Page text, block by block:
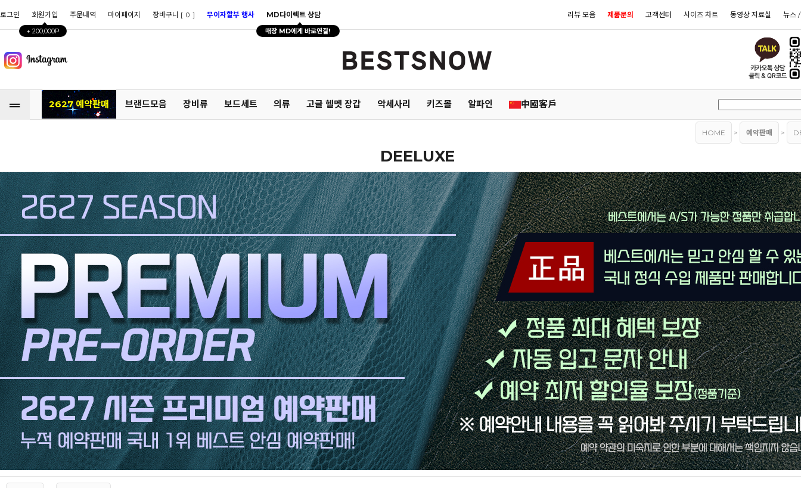
로그인 회원가입
+ 200,000P
주문내역 마이페이지 장바구니 [ 0 ] 무이자할부 행사 MD다이렉트 상담
매장 MD에게 바로연결!
리뷰 모음 제품문의 고객센터 사이즈 차트 동영상 자료실 뉴스
2627 예약판매 브랜드모음 장비류 보드세트 의류 고글 헬멧 장갑 악세사리 키즈몰 알파인 中國客戶
HOME > 예약판매 >
DEELUXE